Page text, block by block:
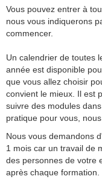
Vous pouvez entrer à
nous vous indiquerons
commencer.
Un calendrier de toutes
année est disponible
que vous allez choisir
convient le mieux. Il est
suivre des modules
pratique pour vous,
Nous vous demandons
1 mois car un travail de
des personnes de votre
après chaque formation.